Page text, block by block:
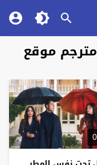
موقع